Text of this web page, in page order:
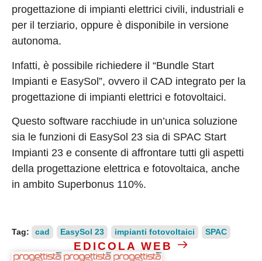
progettazione di impianti elettrici civili, industriali e
per il terziario, oppure è disponibile in versione
autonoma.
Infatti, è possibile richiedere il “Bundle Start
Impianti e EasySol”, ovvero il CAD integrato per la
progettazione di impianti elettrici e fotovoltaici.
Questo software racchiude in un’unica soluzione
sia le funzioni di EasySol 23 sia di SPAC Start
Impianti 23 e consente di affrontare tutti gli aspetti
della progettazione elettrica e fotovoltaica, anche
in ambito Superbonus 110%.
Tag: cad EasySol 23 impianti fotovoltaici SPAC
EDICOLA WEB